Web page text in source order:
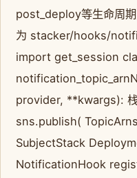
post_deploy等生命周
为 stacker/hooks/
import get_session
provider, **kwargs):
sns.publish(
SubjectStack
NotificationHook